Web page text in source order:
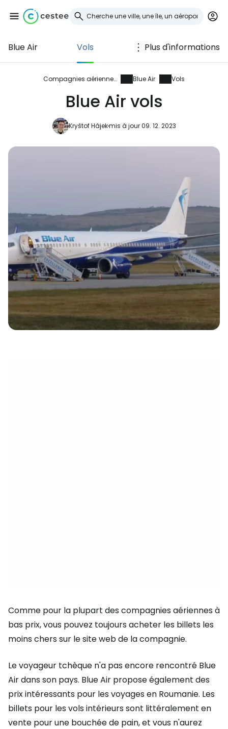
Blue Air Vols Plus d'informations
Compagnies aériennes Blue Air Vols
Blue Air vols
Kryštof Hájekmis à jour 09. 12. 2023
Comme pour la plupart des compagnies aériennes à
bas prix, vous pouvez toujours acheter les billets les
moins chers sur le site web de la compagnie.
Le voyageur tchèque n'a pas encore rencontré Blue
Air dans son pays. Blue Air propose également des
prix intéressants pour les voyages en Roumanie. Les
billets pour les vols intérieurs sont littéralement en
vente pour une bouchée de pain, et vous n'aurez
Se connecter à
Cestee
... la communauté mondiale des voyageurs
Poursuivre avec le courrier
électronique